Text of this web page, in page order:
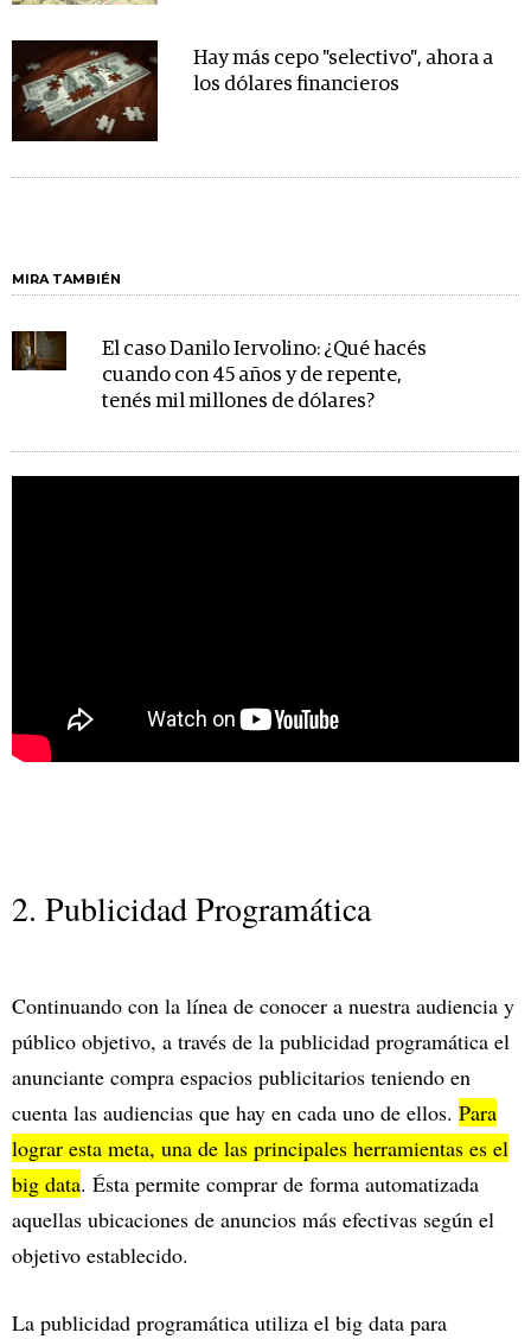
Hay más cepo "selectivo", ahora a
los dólares financieros
MIRA TAMBIÉN
El caso Danilo Iervolino: ¿Qué hacés
cuando con 45 años y de repente,
tenés mil millones de dólares?
2. Publicidad Programática
Continuando con la línea de conocer a nuestra audiencia y
público objetivo, a través de la publicidad programática el
anunciante compra espacios publicitarios teniendo en
cuenta las audiencias que hay en cada uno de ellos. Para
lograr esta meta, una de las principales herramientas es el
big data. Ésta permite comprar de forma automatizada
aquellas ubicaciones de anuncios más efectivas según el
objetivo establecido.
La publicidad programática utiliza el big data para